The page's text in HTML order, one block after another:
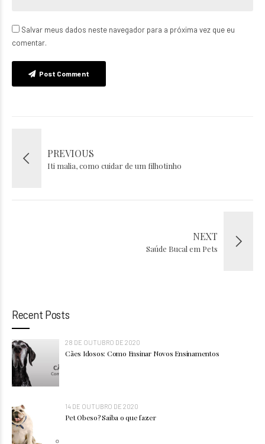
Salvar meus dados neste navegador para a próxima vez que eu
comentar.
Post Comment
PREVIOUS
Iti malia, como cuidar de um filhotinho
NEXT
Saúde Bucal em Pets
Recent Posts
28 DE OUTUBRO DE 2020
Cães Idosos: Como Ensinar Novos Ensinamentos
14 DE OUTUBRO DE 2020
Pet Obeso? Saiba o que fazer